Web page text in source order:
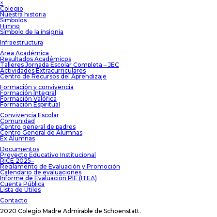
×
Colegio
Nuestra historia
Simbolos
Himno
Símbolo de la insignia
Infraestructura
Área Académica
Resultados Académicos
Talleres Jornada Escolar Completa – JEC
Actividades Extracurriculares
Centro de Recursos del Aprendizaje
Formación y convivencia
Formación Integral
Formación Valórica
Formación Espiritual
Convivencia Escolar
Comunidad
Centro general de padres
Centro General de Alumnas
Ex Alumnas
Documentos
Proyecto Educativo Institucional
RICE 2025–
Reglamento de Evaluación y Promoción
Calendario de evaluaciones
Informe de Evaluación PIE (ITEA)
Cuenta Pública
Lista de Útiles
Contacto
2020 Colegio Madre Admirable de Schoenstatt.